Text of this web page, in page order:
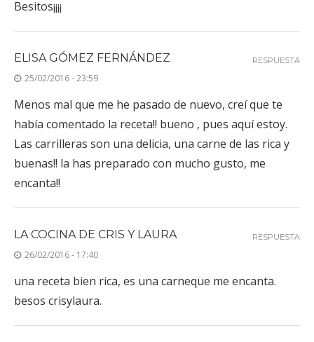
Besitos¡¡¡¡
ELISA GÓMEZ FERNÁNDEZ
25/02/2016 - 23:59
Menos mal que me he pasado de nuevo, creí que te
había comentado la receta!! bueno , pues aquí estoy.
Las carrilleras son una delicia, una carne de las rica y
buenas!! la has preparado con mucho gusto, me
encanta!!
RESPUESTA
LA COCINA DE CRIS Y LAURA
26/02/2016 - 17:40
una receta bien rica, es una carneque me encanta.
besos crisylaura.
RESPUESTA